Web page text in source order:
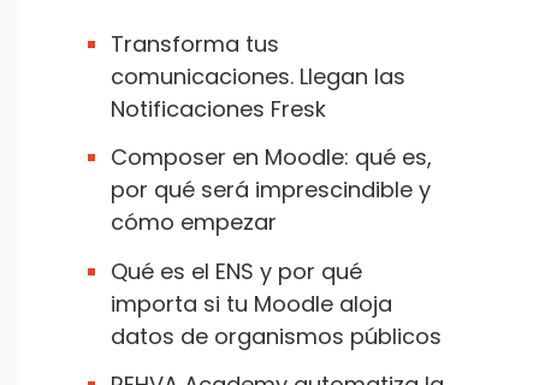
Transforma tus
comunicaciones. Llegan las
Notificaciones Fresk
Composer en Moodle: qué es,
por qué será imprescindible y
cómo empezar
Qué es el ENS y por qué
importa si tu Moodle aloja
datos de organismos públicos